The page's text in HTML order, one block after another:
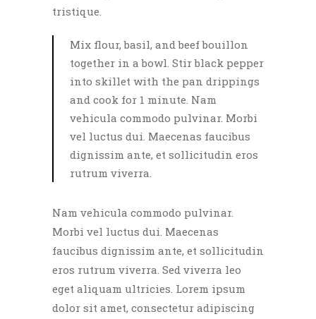
tristique.
Mix flour, basil, and beef bouillon
together in a bowl. Stir black pepper
into skillet with the pan drippings
and cook for 1 minute. Nam
vehicula commodo pulvinar. Morbi
vel luctus dui. Maecenas faucibus
dignissim ante, et sollicitudin eros
rutrum viverra.
Nam vehicula commodo pulvinar.
Morbi vel luctus dui. Maecenas
faucibus dignissim ante, et sollicitudin
eros rutrum viverra. Sed viverra leo
eget aliquam ultricies. Lorem ipsum
dolor sit amet, consectetur adipiscing